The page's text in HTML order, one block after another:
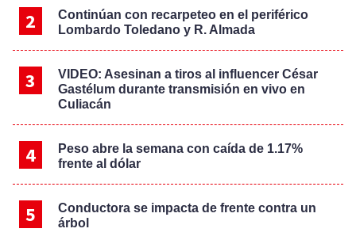
Continúan con recarpeteo en el periférico
Lombardo Toledano y R. Almada
VIDEO: Asesinan a tiros al influencer César
Gastélum durante transmisión en vivo en
Culiacán
Peso abre la semana con caída de 1.17%
frente al dólar
Conductora se impacta de frente contra un
árbol